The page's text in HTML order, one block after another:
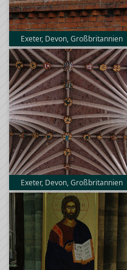
Exeter, Devon, Großbritannien
Exeter, Devon, Großbritannien